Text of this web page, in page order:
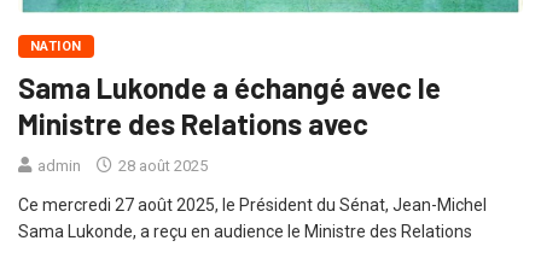
NATION
Sama Lukonde a échangé avec le
Ministre des Relations avec
admin 28 août 2025
Ce mercredi 27 août 2025, le Président du Sénat, Jean-Michel
Sama Lukonde, a reçu en audience le Ministre des Relations